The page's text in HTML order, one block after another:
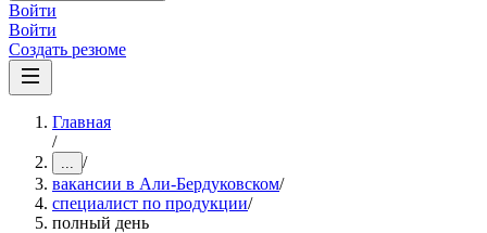
Войти
Войти
Создать резюме
Главная
/
... /
вакансии в Али-Бердуковском/
специалист по продукции/
полный день